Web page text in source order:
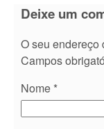
Deixe um
O seu endereço
Campos
Nome *